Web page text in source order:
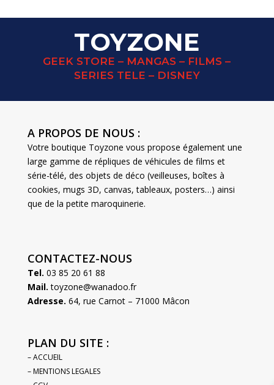
TOYZONE
GEEK STORE – MANGAS – FILMS –
SERIES TELE – DISNEY
A PROPOS DE NOUS :
Votre boutique Toyzone vous propose également une
large gamme de répliques de véhicules de films et
série-télé, des objets de déco (veilleuses, boîtes à
cookies, mugs 3D, canvas, tableaux, posters…) ainsi
que de la petite maroquinerie.
CONTACTEZ-NOUS
Tel. 03 85 20 61 88
Mail. toyzone@wanadoo.fr
Adresse. 64, rue Carnot – 71000 Mâcon
PLAN DU SITE :
– ACCUEIL
– MENTIONS LEGALES